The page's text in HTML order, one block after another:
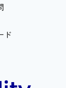
ド